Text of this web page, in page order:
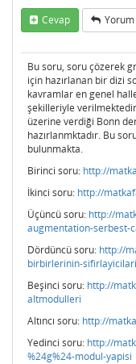
Cevap Yorum
Bu soru, soru çözerek
için hazırlanan bir dizi
kavramlar en genel
şekilleriyle
üzerine verdiği Bonn
hazırlanmktadır. Bu
bulunmakta.
Birinci soru: http://
İkinci soru: http://
Üçüncü soru: http://
augmentation-serbest-
Dördüncü soru: http://
birbirlerinin-
Beşinci soru: http://
altmodulleri
Altıncı soru: http://
Yedinci soru: http://
%24g%24-modul-yapisi